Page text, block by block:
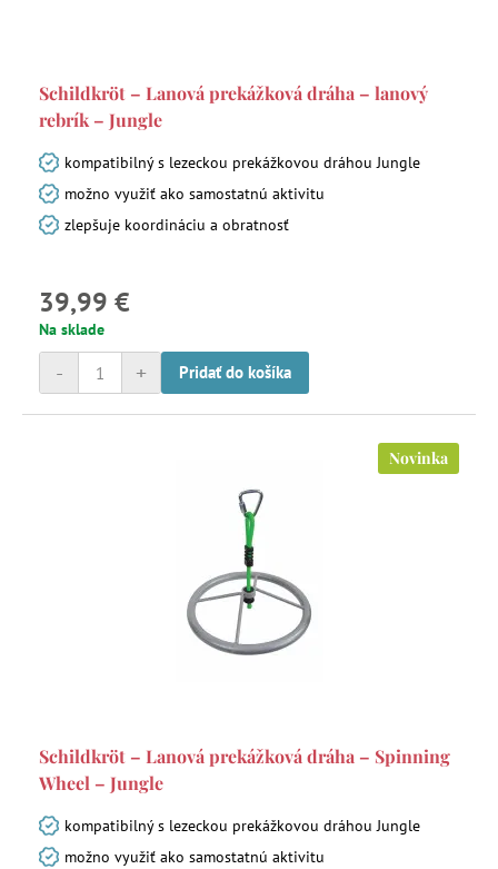
Schildkröt – Lanová prekážková dráha – lanový
rebrík – Jungle
kompatibilný s lezeckou prekážkovou dráhou Jungle
možno využiť ako samostatnú aktivitu
zlepšuje koordináciu a obratnosť
39,99 €
Na sklade
+
- Pridať do košíka
Novinka
Schildkröt – Lanová prekážková dráha – Spinning
Wheel – Jungle
kompatibilný s lezeckou prekážkovou dráhou Jungle
možno využiť ako samostatnú aktivitu